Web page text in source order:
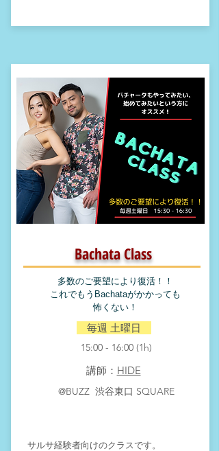
Bachata Class
多数のご要望により復活！！
​これでもうBachataがかかっても
怖くない！​
​ 毎週 土曜日
15:00 - 16:00 (1h)
​講師： HIDE
​@BUZZ 渋谷東口 SQUARE
サルサ経験者向けのクラスです。